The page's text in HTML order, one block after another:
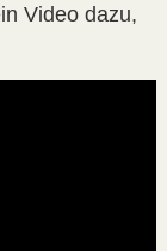
Video dazu,